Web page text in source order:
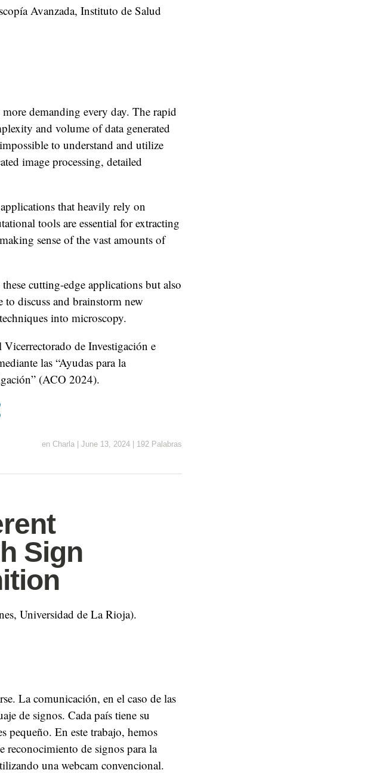
Avanzada, Instituto de Salud
demanding every day. The rapid
and volume of data generated
to understand and utilize
image processing, detailed
that heavily rely on
tools are essential for extracting
sense of the vast amounts of
cutting-edge applications but also
discuss and brainstorm new
into microscopy.
Vicerrectorado de Investigación e
las “Ayudas para la
(ACO 2024).
en Charla June 13, 2024 192 Palabras
Sign
Universidad de La Rioja).
La comunicación, en el caso de las
de signos. Cada país tiene su
pequeño. En este trabajo, hemos
reconocimiento de signos para la
una webcam convencional.